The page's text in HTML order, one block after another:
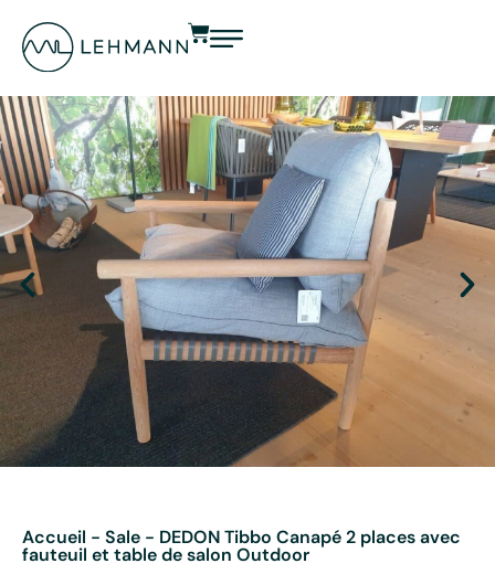
Accueil - Sale - DEDON Tibbo Canapé 2 places avec
fauteuil et table de salon Outdoor